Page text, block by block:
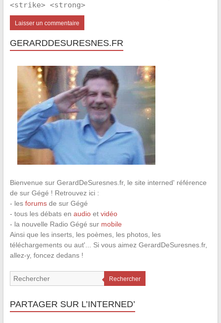
<strike> <strong>
GERARDDESURESNES.FR
Bienvenue sur GerardDeSuresnes.fr, le site interned' référence
de sur Gégé ! Retrouvez ici :
- les forumsde sur Gégé
- tous les débats en audioet vidéo
- la nouvelle Radio Gégé sur mobile
Ainsi que les inserts, les poèmes, les photos, les
téléchargements ou aut'... Si vous aimez GerardDeSuresnes.fr,
allez-y, foncez dedans !
Rechercher
PARTAGER SUR L’INTERNED’